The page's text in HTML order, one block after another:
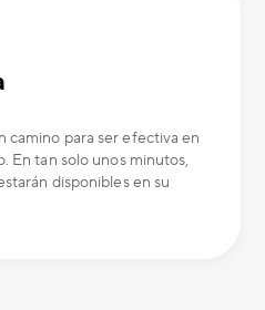
camino para ser efectiva en
En tan solo unos minutos,
disponibles en su